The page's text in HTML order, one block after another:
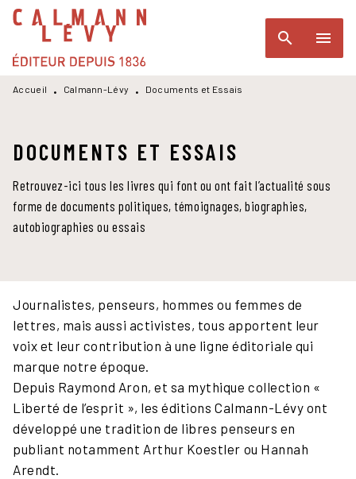
MENU RECHERCHE
PIED DE PAGE
search menu
Accueil • Calmann-Lévy • Documents et Essais
DOCUMENTS ET ESSAIS
Retrouvez-ici tous les livres qui font ou ont fait l’actualité sous
forme de documents politiques, témoignages, biographies,
autobiographies ou essais
Journalistes, penseurs, hommes ou femmes de
lettres, mais aussi activistes, tous apportent leur
voix et leur contribution à une ligne éditoriale qui
marque notre époque.
Depuis Raymond Aron, et sa mythique collection «
Liberté de l’esprit », les éditions Calmann-Lévy ont
développé une tradition de libres penseurs en
publiant notamment Arthur Koestler ou Hannah
Arendt.